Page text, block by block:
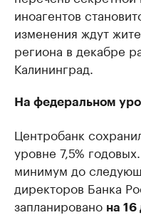
иноагентов
изменения ждут
региона в декабре
Калининград.
На федеральном
Центробанк
уровне 7,5%
минимум до
директоров Банка
запланировано на 16